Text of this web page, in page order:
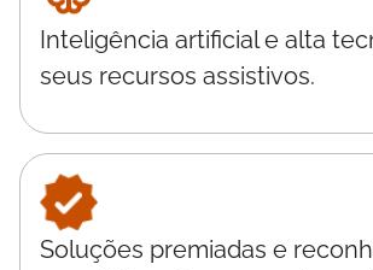
Inteligência artificial e alta
seus recursos assistivos.
Soluções premiadas e